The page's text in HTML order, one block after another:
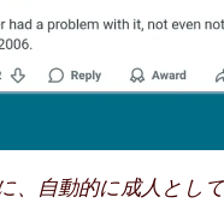
自動的に成人とし